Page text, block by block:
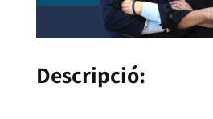
Descripció: